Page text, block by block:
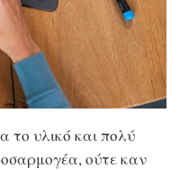
το υλικό και πολύ
ούτε καν